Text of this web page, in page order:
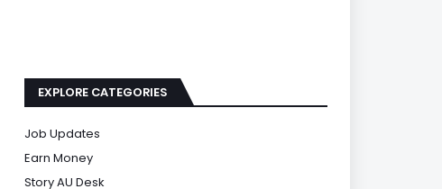
EXPLORE CATEGORIES
Job Updates
Earn Money
Story AU Desk